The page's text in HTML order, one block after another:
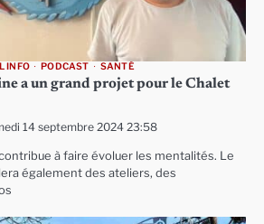
INFO PODCAST SANTÉ
a un grand projet pour le Chalet
14 septembre 2024 23:58
à faire évoluer les mentalités. Le
également des ateliers, des